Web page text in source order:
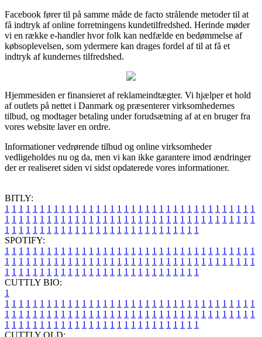
Facebook fører til på samme måde de facto strålende metoder til at
få indtryk af online forretningens kundetilfredshed. Herinde møder
vi en række e-handler hvor folk kan nedfælde en bedømmelse af
købsoplevelsen, som ydermere kan drages fordel af til at få et
indtryk af kundernes tilfredshed.
Hjemmesiden er finansieret af reklameindtægter. Vi hjælper et hold
af outlets på nettet i Danmark og præsenterer virksomhedernes
tilbud, og modtager betaling under forudsætning af at en bruger fra
vores website laver en ordre.
Informationer vedrørende tilbud og online virksomheder
vedligeholdes nu og da, men vi kan ikke garantere imod ændringer
der er realiseret siden vi sidst opdaterede vores informationer.
BITLY:
1 1 1 1 1 1 1 1 1 1 1 1 1 1 1 1 1 1 1 1 1 1 1 1 1 1 1 1 1 1 1 1 1 1 1 1
1 1 1 1 1 1 1 1 1 1 1 1 1 1 1 1 1 1 1 1 1 1 1 1 1 1 1 1 1 1 1 1 1 1 1 1
1 1 1 1 1 1 1 1 1 1 1 1 1 1 1 1 1 1 1 1 1 1 1 1 1 1 1 1
SPOTIFY:
1 1 1 1 1 1 1 1 1 1 1 1 1 1 1 1 1 1 1 1 1 1 1 1 1 1 1 1 1 1 1 1 1 1 1 1
1 1 1 1 1 1 1 1 1 1 1 1 1 1 1 1 1 1 1 1 1 1 1 1 1 1 1 1 1 1 1 1 1 1 1 1
1 1 1 1 1 1 1 1 1 1 1 1 1 1 1 1 1 1 1 1 1 1 1 1 1 1 1 1
CUTTLY BIO:
1
1 1 1 1 1 1 1 1 1 1 1 1 1 1 1 1 1 1 1 1 1 1 1 1 1 1 1 1 1 1 1 1 1 1 1 1
1 1 1 1 1 1 1 1 1 1 1 1 1 1 1 1 1 1 1 1 1 1 1 1 1 1 1 1 1 1 1 1 1 1 1 1
1 1 1 1 1 1 1 1 1 1 1 1 1 1 1 1 1 1 1 1 1 1 1 1 1 1 1 1
CUTTLY OLD: